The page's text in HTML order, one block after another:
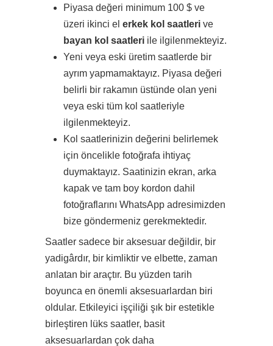
Piyasa değeri minimum 100 $ ve
üzeri ikinci el erkek kol saatleri ve
bayan kol saatleri ile ilgilenmekteyiz.
Yeni veya eski üretim saatlerde bir
ayrım yapmamaktayız. Piyasa değeri
belirli bir rakamın üstünde olan yeni
veya eski tüm kol saatleriyle
ilgilenmekteyiz.
Kol saatlerinizin değerini belirlemek
için öncelikle fotoğrafa ihtiyaç
duymaktayız. Saatinizin ekran, arka
kapak ve tam boy kordon dahil
fotoğraflarını WhatsApp adresimizden
bize göndermeniz gerekmektedir.
Saatler sadece bir aksesuar değildir, bir
yadigârdır, bir kimliktir ve elbette, zaman
anlatan bir araçtır. Bu yüzden tarih
boyunca en önemli aksesuarlardan biri
oldular. Etkileyici işçiliği şık bir estetikle
birleştiren lüks saatler, basit
aksesuarlardan çok daha